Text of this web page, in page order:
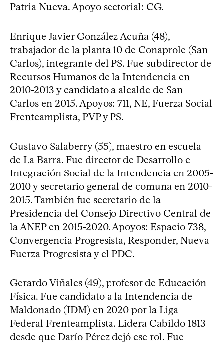
Patria Nueva. Apoyo sectorial: CG.
Enrique Javier González Acuña (48),
trabajador de la planta 10 de Conaprole (San
Carlos), integrante del PS. Fue subdirector de
Recursos Humanos de la Intendencia en
2010-2013 y candidato a alcalde de San
Carlos en 2015. Apoyos: 711, NE, Fuerza Social
Frenteamplista, PVP y PS.
Gustavo Salaberry (55), maestro en escuela
de La Barra. Fue director de Desarrollo e
Integración Social de la Intendencia en 2005-
2010 y secretario general de comuna en 2010-
2015. También fue secretario de la
Presidencia del Consejo Directivo Central de
la ANEP en 2015-2020. Apoyos: Espacio 738,
Convergencia Progresista, Responder, Nueva
Fuerza Progresista y el PDC.
Gerardo Viñales (49), profesor de Educación
Física. Fue candidato a la Intendencia de
Maldonado (IDM) en 2020 por la Liga
Federal Frenteamplista. Lidera Cabildo 1813
desde que Darío Pérez dejó ese rol. Fue